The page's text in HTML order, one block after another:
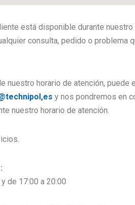
está disponible durante nuestro
consulta, pedido o problema
nuestro horario de atención, puede
y nos pondremos en
nuestro horario de atención.
de 17:00 a 20:00